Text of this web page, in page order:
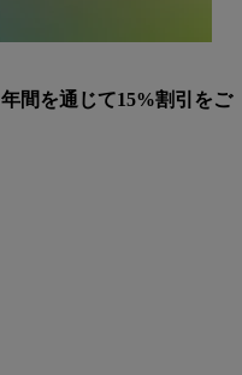
年間を通じて15%割引をご